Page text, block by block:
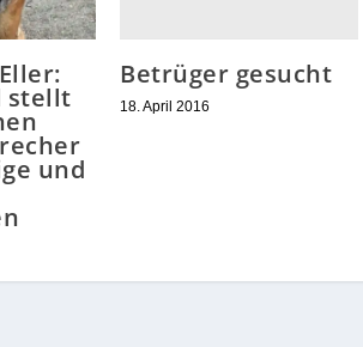
stellt
und
Betrüger gesucht
18. April 2016